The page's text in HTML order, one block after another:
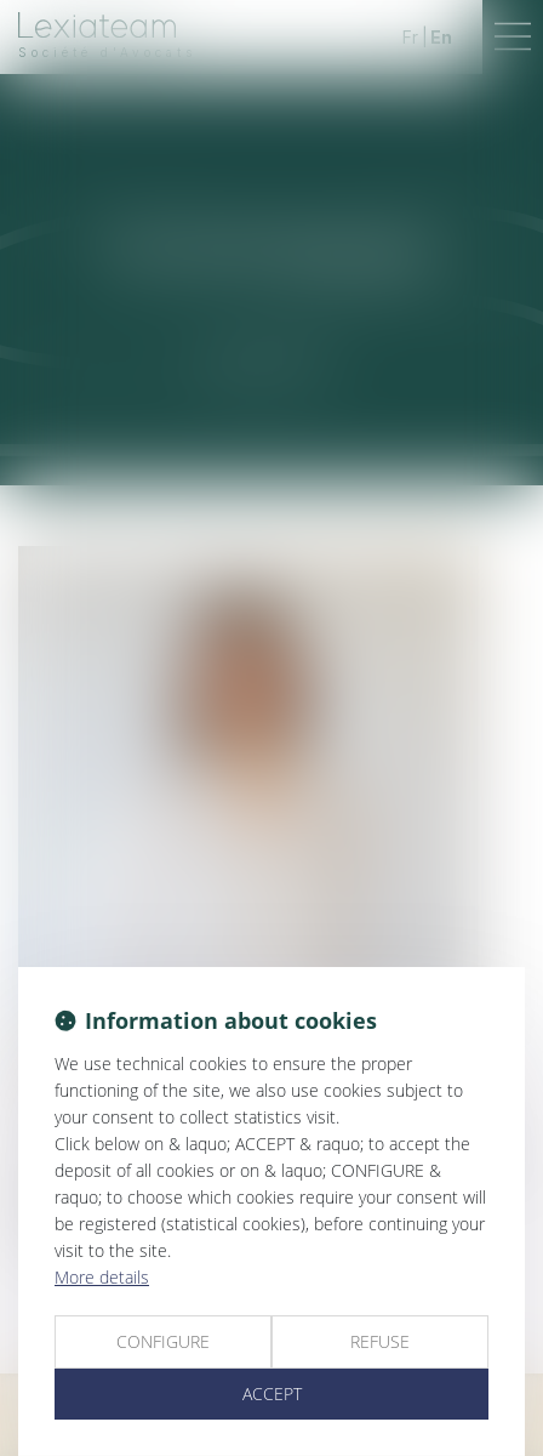
Société d'Avocats
Fr En
Désormais la fixation des honoraires se fait
client une convention d'honoraires.
(LOI n° 2015-990 du 6 août 2015)
Les honoraires peuvent être établis selon3 modalités
L'honoraire au temps passé
L'honoraire au forfait
L'honoraire au résultat
Information about cookies
We use technical cookies to ensure the proper
functioning of the site, we also use cookies subject to
your consent to collect statistics visit.
Click below on & laquo; ACCEPT & raquo; to accept the
deposit of all cookies or on & laquo; CONFIGURE &
raquo; to choose which cookies require your consent will
be registered (statistical cookies), before continuing your
visit to the site.
More details
CONFIGURE REFUSE
ACCEPT